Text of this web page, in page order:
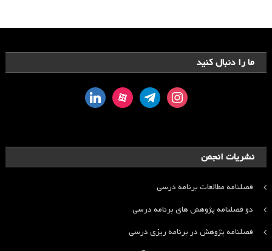
ما را دنبال کنید
instagram
telegram
aparat
linkedin
نشریات انجمن
فصلنامه مطالعات برنامه درسی
دو فصلنامه پژوهش های برنامه درسی
فصلنامه پژوهش در برنامه ریزی درسی